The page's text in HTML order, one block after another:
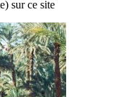
sur ce site